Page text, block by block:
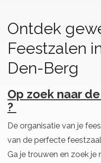
Ontdek
Feestzalen
Den-Berg
Op zoek naar
?
De organisatie van je
van de perfecte
Ga je trouwen en zoek je